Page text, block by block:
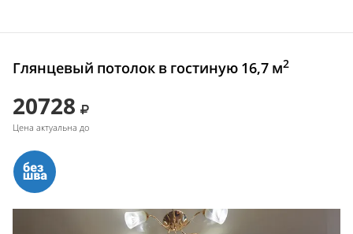
Глянцевый потолок в гостиную 16,7 м2
20728
Цена актуальна до